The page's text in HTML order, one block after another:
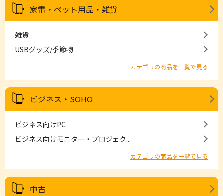
家電・ペット用品・雑貨
雑貨
USBグッズ/季節物
カテゴリの商品を一覧で見る
ビジネス・SOHO
ビジネス向けPC
ビジネス向けモニター・プロジェク...
カテゴリの商品を一覧で見る
中古